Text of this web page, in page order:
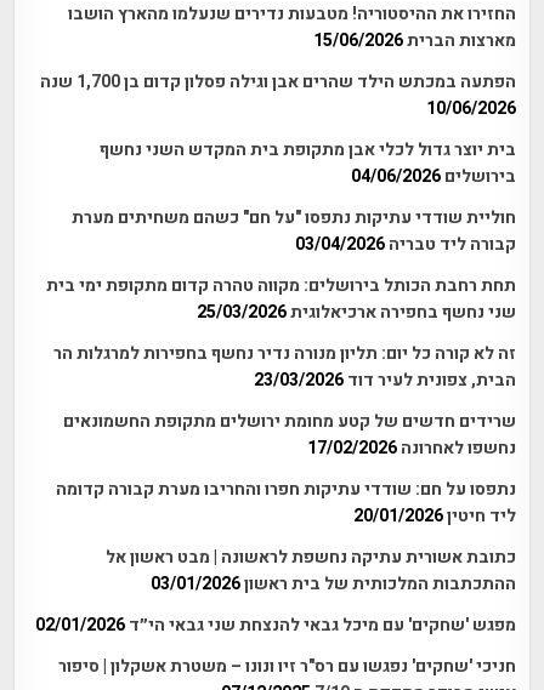
החזירו את ההיסטוריה! מטבעות נדירים שנעלמו מהארץ הושבו
מארצות הברית15/06/2026
הפתעה במכתש הילד שהרים אבן וגילה פסלון קדום בן 1,700 שנה
10/06/2026
בית יוצר גדול לכלי אבן מתקופת בית המקדש השני נחשף
בירושלים 04/06/2026
חוליית שודדי עתיקות נתפסו "על חם" כשהם משחיתים מערת
קבורה ליד טבריה 03/04/2026
תחת רחבת הכותל בירושלים: מקווה טהרה קדום מתקופת ימי בית
שני נחשף בחפירה ארכיאלוגית25/03/2026
זה לא קורה כל יום: תליון מנורה נדיר נחשף בחפירות למרגלות הר
הבית, צפונית לעיר דוד 23/03/2026
שרידים חדשים של קטע מחומת ירושלים מתקופת החשמונאים
נחשפו לאחרונה 17/02/2026
נתפסו על חם: שודדי עתיקות חפרו והחריבו מערת קבורה קדומה
ליד חיטין20/01/2026
כתובת אשורית עתיקה נחשפת לראשונה | מבט ראשון אל
ההתכתבות המלכותית של בית ראשון03/01/2026
מפגש 'שחקים' עם מיכל גבאי להנצחת שני גבאי הי״ד 02/01/2026
חניכי 'שחקים' נפגשו עם רס"ר זיו ונונו – משטרת אשקלון | סיפור